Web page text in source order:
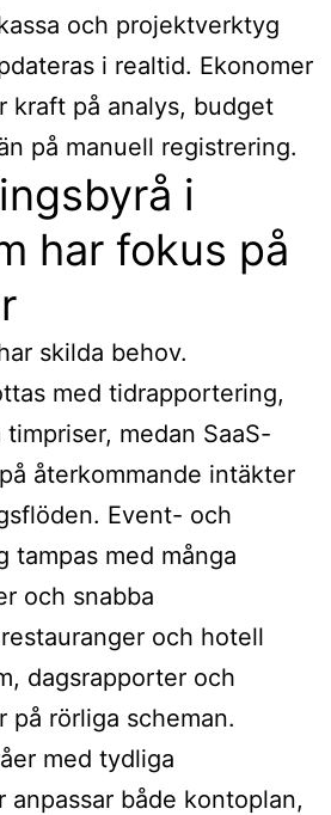
och projektverktyg
i realtid. Ekonomer
kraft på analys, budget
på manuell registrering.
i
har fokus på
skilda behov.
med tidrapportering,
medan SaaS-
återkommande intäkter
Event- och
tampas med många
och snabba
och hotell
dagsrapporter och
på rörliga scheman.
med tydliga
anpassar både kontoplan,